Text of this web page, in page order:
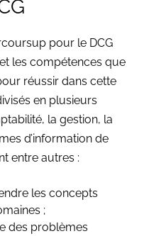
pour le DCG
les compétences que
réussir dans cette
en plusieurs
la gestion, la
d’information de
entre autres :
les concepts
;
des problèmes